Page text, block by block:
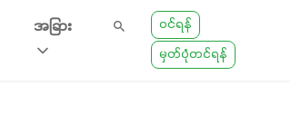
အခြား
ဝင်ရန်
မှတ်ပုံတင်ရန်